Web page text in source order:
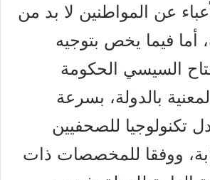
عن المواطنين لا بد من
أما فيما يخص بتوجيه
السيسي الحكومة
بالدولة، بسرعة
تكنولوجيا للصحفيين
ووفقا للمخصصات ذات